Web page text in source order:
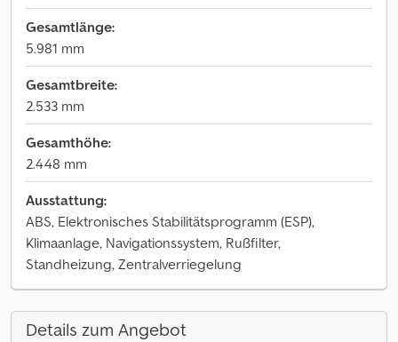
Gesamtlänge:
5.981 mm
Gesamtbreite:
2.533 mm
Gesamthöhe:
2.448 mm
Ausstattung:
ABS, Elektronisches Stabilitätsprogramm (ESP),
Klimaanlage, Navigationssystem, Rußfilter,
Standheizung, Zentralverriegelung
Details zum Angebot